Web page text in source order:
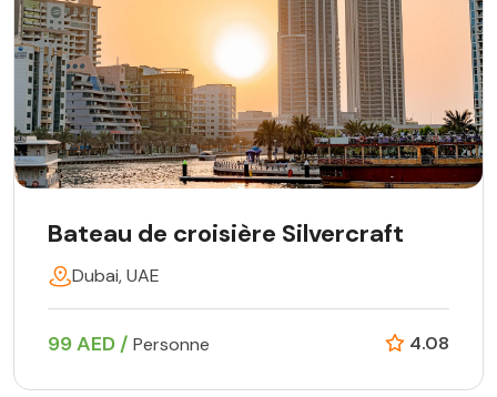
Bateau de croisière Silvercraft
Dubai, UAE
99 AED / Personne 4.08